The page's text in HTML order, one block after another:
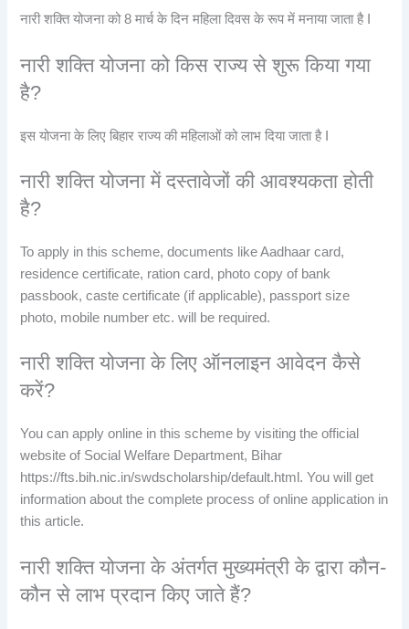
नारी शक्ति योजना को 8 मार्च के दिन महिला दिवस के रूप में मनाया जाता है I
नारी शक्ति योजना को किस राज्य से शुरू किया गया
है?
इस योजना के लिए बिहार राज्य की महिलाओं को लाभ दिया जाता है I
नारी शक्ति योजना में दस्तावेजों की आवश्यकता होती
है?
To apply in this scheme, documents like Aadhaar card,
residence certificate, ration card, photo copy of bank
passbook, caste certificate (if applicable), passport size
photo, mobile number etc. will be required.
नारी शक्ति योजना के लिए ऑनलाइन आवेदन कैसे
करें?
You can apply online in this scheme by visiting the official
website of Social Welfare Department, Bihar
https://fts.bih.nic.in/swdscholarship/default.html. You will get
information about the complete process of online application in
this article.
नारी शक्ति योजना के अंतर्गत मुख्यमंत्री के द्वारा कौन-
कौन से लाभ प्रदान किए जाते हैं?